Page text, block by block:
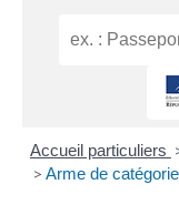
Accueil particuliers
> Arme de